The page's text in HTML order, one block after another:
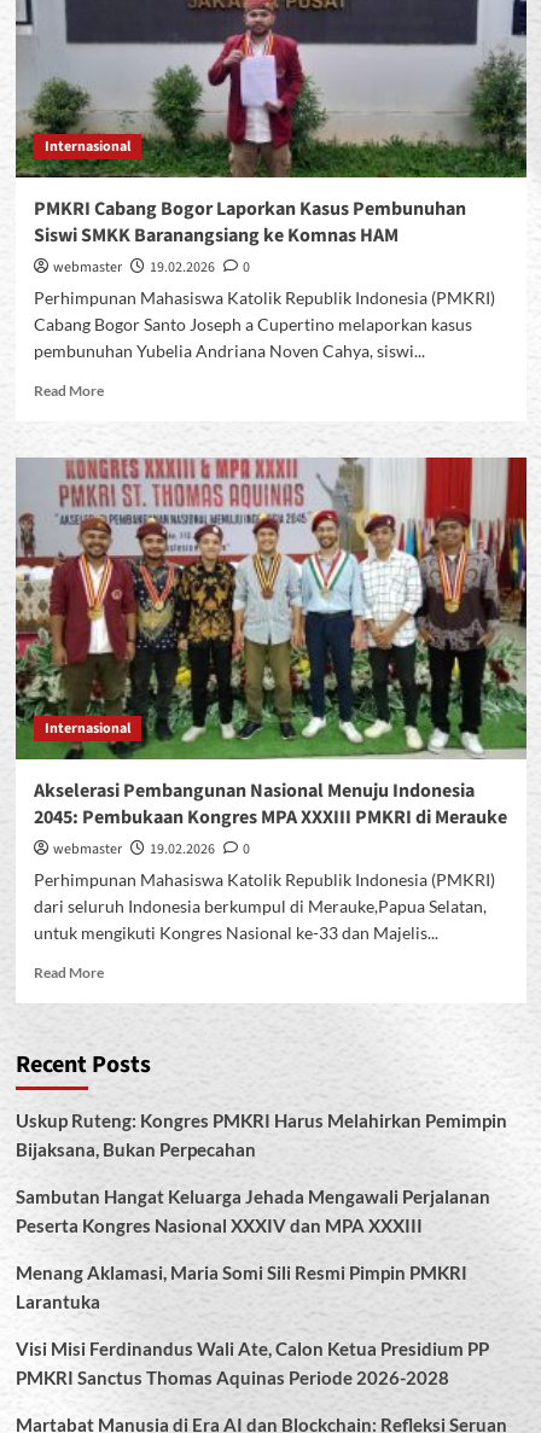
Cidahu,
Sukabumi.
Internasional
PMKRI Cabang Bogor Laporkan Kasus Pembunuhan
Siswi SMKK Baranangsiang ke Komnas HAM
webmaster 19.02.2026
0
Perhimpunan Mahasiswa Katolik Republik Indonesia (PMKRI)
Cabang Bogor Santo Joseph a Cupertino melaporkan kasus
pembunuhan Yubelia Andriana Noven Cahya, siswi...
Read MoreRead
PMKRI
Cabang
Bogor
Laporkan
Kasus
Pembunuhan
Siswi
SMKK
Baranangsiang
ke
Komnas
HAM
Internasional
Akselerasi Pembangunan Nasional Menuju Indonesia
2045: Pembukaan Kongres MPA XXXIII PMKRI di Merauke
webmaster 19.02.2026
0
Perhimpunan Mahasiswa Katolik Republik Indonesia (PMKRI)
dari seluruh Indonesia berkumpul di Merauke,Papua Selatan,
untuk mengikuti Kongres Nasional ke-33 dan Majelis...
Read MoreRead
Pembangunan
Indonesia
2045:
Kongres
MPA
PMKRI
Recent Posts
Uskup Ruteng: Kongres PMKRI Harus Melahirkan Pemimpin
Bijaksana, Bukan Perpecahan
Sambutan Hangat Keluarga Jehada Mengawali Perjalanan
Peserta Kongres Nasional XXXIV dan MPA XXXIII
Menang Aklamasi, Maria Somi Sili Resmi Pimpin PMKRI
Larantuka
Visi Misi Ferdinandus Wali Ate, Calon Ketua Presidium PP
PMKRI Sanctus Thomas Aquinas Periode 2026-2028
Martabat Manusia di Era AI dan Blockchain: Refleksi Seruan